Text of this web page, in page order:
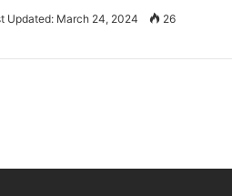
Updated: March 24, 2024 26